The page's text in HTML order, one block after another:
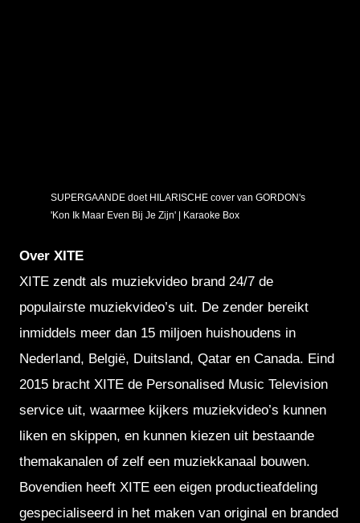
SUPERGAANDE doet HILARISCHE cover van GORDON's
'Kon Ik Maar Even Bij Je Zijn' | Karaoke Box
Over XITE
XITE zendt als muziekvideo brand 24/7 de
populairste muziekvideo’s uit. De zender bereikt
inmiddels meer dan 15 miljoen huishoudens in
Nederland, België, Duitsland, Qatar en Canada. Eind
2015 bracht XITE de Personalised Music Television
service uit, waarmee kijkers muziekvideo’s kunnen
liken en skippen, en kunnen kiezen uit bestaande
themakanalen of zelf een muziekkanaal bouwen.
Bovendien heeft XITE een eigen productieafdeling
gespecialiseerd in het maken van original en branded